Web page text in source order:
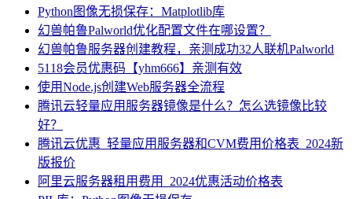
Python图像无损保存：Matplotlib库
幻兽帕鲁Palworld优化配置文件在哪设置？
幻兽帕鲁服务器创建教程，亲测成功32人联机Palworld
5118会员优惠码【yhm666】亲测有效
使用Node.js创建Web服务器全流程
腾讯云轻量应用服务器镜像是什么？怎么选镜像比较
好？
腾讯云优惠_轻量应用服务器和CVM费用价格表_2024新
版报价
阿里云服务器租用费用_2024优惠活动价格表